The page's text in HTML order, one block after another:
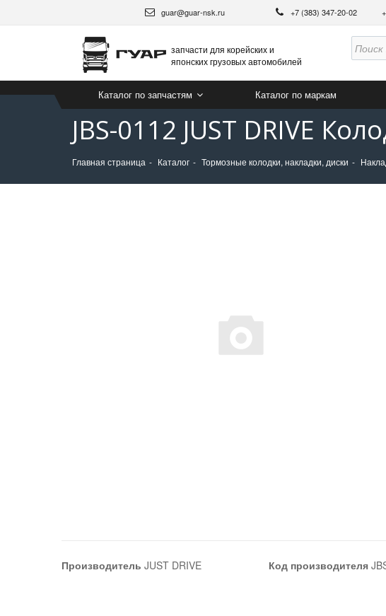
guar@guar-nsk.ru +7 (383) 347-20-02
запчасти для корейских и
японских грузовых автомобилей
Каталог по запчастям Каталог по маркам
JBS-0112 JUST DRIVE
Главная страница Каталог Тормозные колодки, накладки, диски
Производитель JUST DRIVE Код производителя